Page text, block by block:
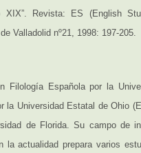
Revista: ES (English
Valladolid nº21, 1998: 197-205.
Filología Española por la
la Universidad Estatal de Ohio
de Florida. Su campo de
la actualidad prepara varios